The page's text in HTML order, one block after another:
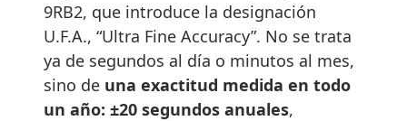
9RB2, que introduce la designación
U.F.A., “Ultra Fine Accuracy”. No se trata
ya de segundos al día o minutos al mes,
sino de una exactitud medida en todo
un año: ±20 segundos anuales,